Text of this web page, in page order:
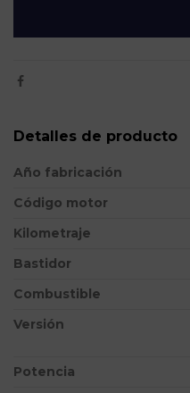
Detalles de producto
Año fabricación
Código motor
Kilometraje
Bastidor
Combustible
Versión
Potencia